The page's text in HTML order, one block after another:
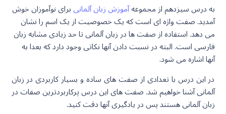
به درس سیزدهم از مجموعهآموزش زبان آلمانیبرای نوآموزان خوش
آمدید. صفت واژه ای است که یک خصوصیت از یک اسم را نشان
می دهد. استفاده از صفت ها در زبان آلمانی تا حد زیادی مشابه زبان
فارسی است. البته در نسبت دادن آنها نکاتی وجود دارد که بعدا به
آنها اشاره می شود.
در این درس با تعدادی از صفت های ساده و بسیار کاربردی در زبان
آلمانی آشنا خواهیم شد. صفت های این درس پرکاربردترین صفات در
زبان آلمانی هستند پس در یادگیری آنها دقت کنید.